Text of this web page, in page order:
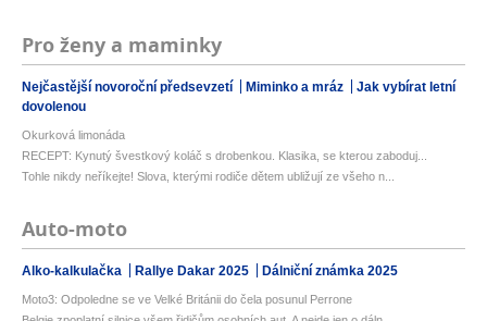
Pro ženy a maminky
Nejčastější novoroční předsevzetí Miminko a mráz
Jak vybírat letní
dovolenou
Okurková limonáda
RECEPT: Kynutý švestkový koláč s drobenkou. Klasika, se kterou zaboduj...
Tohle nikdy neříkejte! Slova, kterými rodiče dětem ubližují ze všeho n...
Auto-moto
Alko-kalkulačka Rallye Dakar 2025 Dálniční známka 2025
Moto3: Odpoledne se ve Velké Británii do čela posunul Perrone